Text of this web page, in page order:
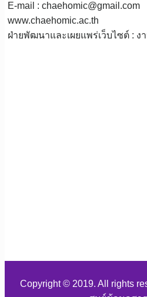
E-mail : chaehomic@gmail.com
www.chaehomic.ac.th
ฝ่ายพัฒนาและเผยแพร่เว็บไซต์ :
Copyright © 2019. All rights